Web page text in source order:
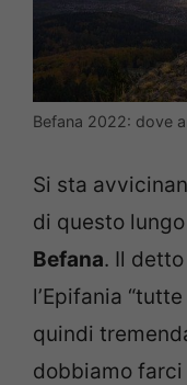
Befana 2022: dove
Si sta
di questo
Befana. Il
l’Epifania
quindi
dobbiamo